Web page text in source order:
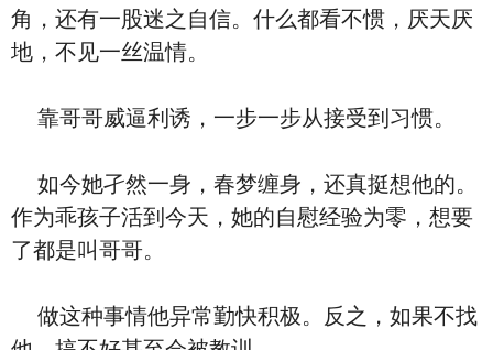
角，还有一股迷之自信。什么都看不惯，厌天厌
地，不见一丝温情。
靠哥哥威逼利诱，一步一步从接受到习惯。
如今她孑然一身，春梦缠身，还真挺想他的。
作为乖孩子活到今天，她的自慰经验为零，想要
了都是叫哥哥。
做这种事情他异常勤快积极。反之，如果不找